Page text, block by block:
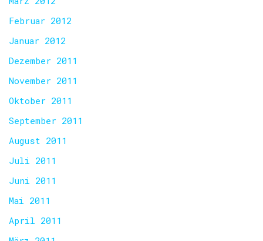
Februar 2012
Januar 2012
Dezember 2011
November 2011
Oktober 2011
September 2011
August 2011
Juli 2011
Juni 2011
Mai 2011
April 2011